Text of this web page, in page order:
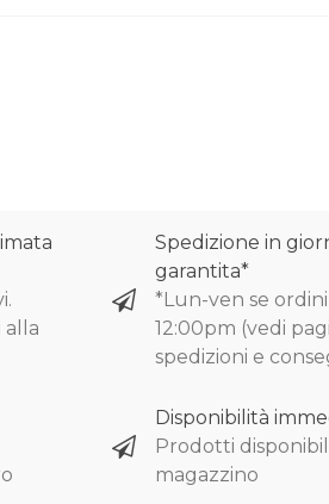
alla
Spedizione in
garantita*
*Lun-ven se
12:00pm (vedi
spedizioni e
Disponibilità
Prodotti
magazzino